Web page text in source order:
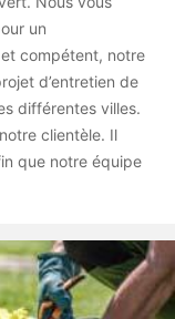
un
compétent, notre
d’entretien de
différentes villes.
clientèle. Il
que notre équipe